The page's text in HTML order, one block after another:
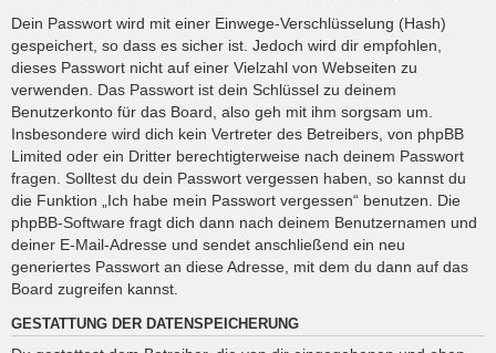
Dein Passwort wird mit einer Einwege-Verschlüsselung (Hash)
gespeichert, so dass es sicher ist. Jedoch wird dir empfohlen,
dieses Passwort nicht auf einer Vielzahl von Webseiten zu
verwenden. Das Passwort ist dein Schlüssel zu deinem
Benutzerkonto für das Board, also geh mit ihm sorgsam um.
Insbesondere wird dich kein Vertreter des Betreibers, von phpBB
Limited oder ein Dritter berechtigterweise nach deinem Passwort
fragen. Solltest du dein Passwort vergessen haben, so kannst du
die Funktion „Ich habe mein Passwort vergessen“ benutzen. Die
phpBB-Software fragt dich dann nach deinem Benutzernamen und
deiner E-Mail-Adresse und sendet anschließend ein neu
generiertes Passwort an diese Adresse, mit dem du dann auf das
Board zugreifen kannst.
GESTATTUNG DER DATENSPEICHERUNG